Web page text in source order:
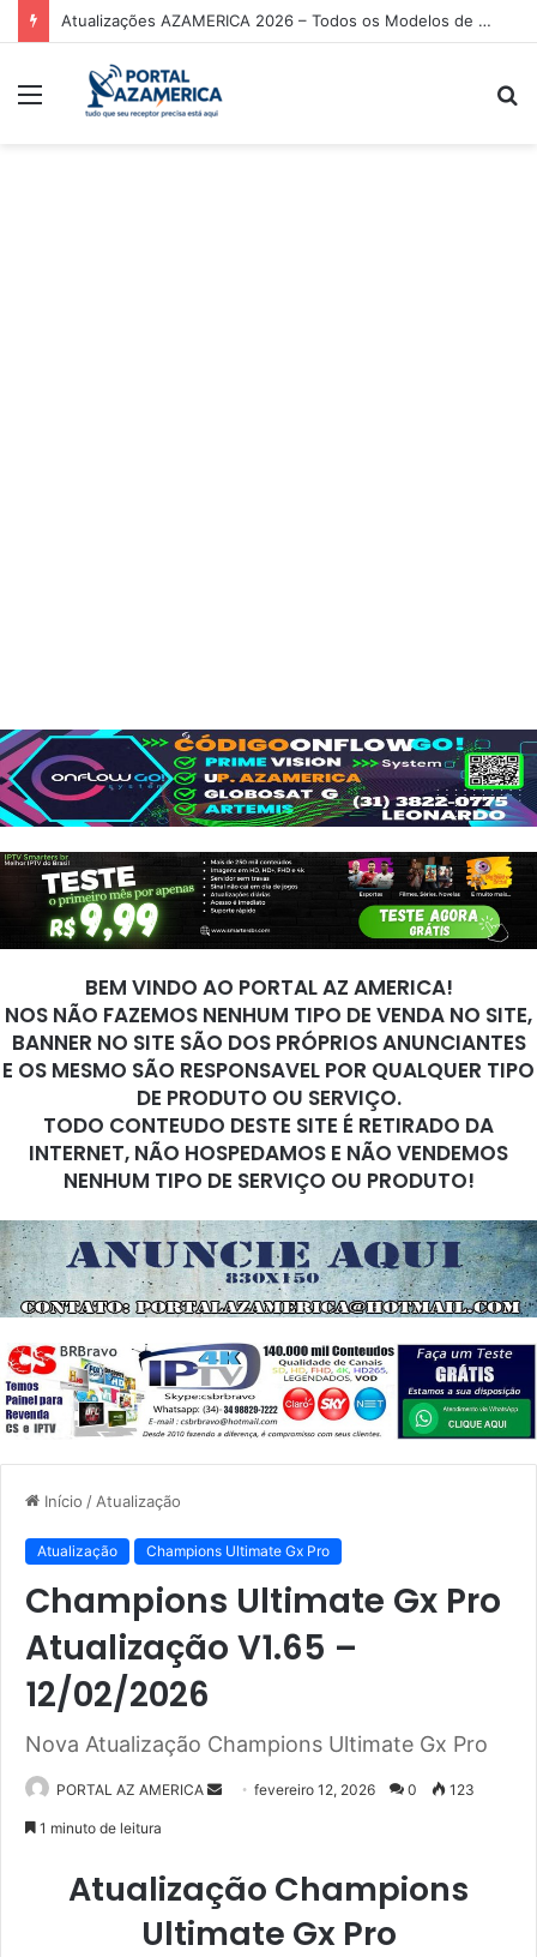
Atualizações AZAMERICA 2026 – Todos os Modelos de Receptores AZAMERICA
BEM VINDO AO PORTAL AZ AMERICA!
NOS NÃO FAZEMOS NENHUM TIPO DE VENDA NO SITE,
BANNER NO SITE SÃO DOS PRÓPRIOS ANUNCIANTES
E OS MESMO SÃO RESPONSAVEL POR QUALQUER TIPO
DE PRODUTO OU SERVIÇO.
TODO CONTEUDO DESTE SITE É RETIRADO DA
INTERNET, NÃO HOSPEDAMOS E NÃO VENDEMOS
NENHUM TIPO DE SERVIÇO OU PRODUTO!
Início / Atualização
Atualização Champions Ultimate Gx Pro
Champions Ultimate Gx Pro
Atualização V1.65 –
12/02/2026
Nova Atualização Champions Ultimate Gx Pro
PORTAL AZ AMERICA
d
e
u
fevereiro 12, 2026 0 123
1 minuto de leitura
Atualização Champions
Ultimate Gx Pro